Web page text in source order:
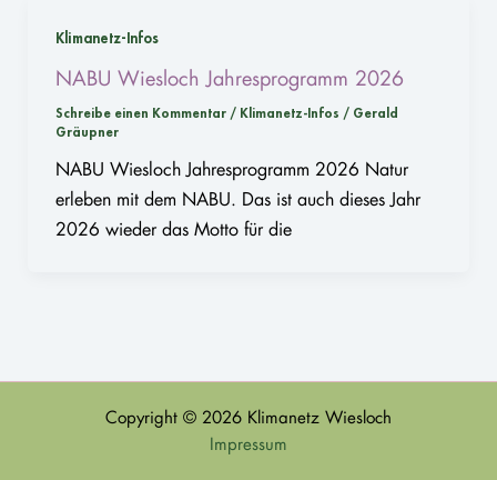
Klimanetz-Infos
NABU Wiesloch Jahresprogramm 2026
Schreibe einen Kommentar / Klimanetz-Infos / Gerald
Gräupner
NABU Wiesloch Jahresprogramm 2026 Natur
erleben mit dem NABU. Das ist auch dieses Jahr
2026 wieder das Motto für die
Copyright © 2026 Klimanetz Wiesloch
Impressum